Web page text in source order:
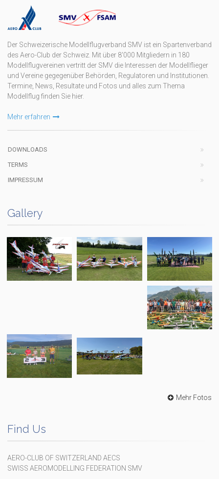
Der Schweizerische Modellflugverband SMV ist ein Spartenverband
des Aero-Club der Schweiz. Mit über 8'000 Mitgliedern in 180
Modellflugvereinen vertritt der SMV die Interessen der Modellflieger
und Vereine gegegenüber Behörden, Regulatoren und Institutionen.
Termine, News, Resultate und Fotos und alles zum Thema
Modellflug finden Sie hier.
Mehr erfahren
DOWNLOADS
TERMS
IMPRESSUM
Gallery
Mehr Fotos
Find Us
AERO-CLUB OF SWITZERLAND AECS
SWISS AEROMODELLING FEDERATION SMV